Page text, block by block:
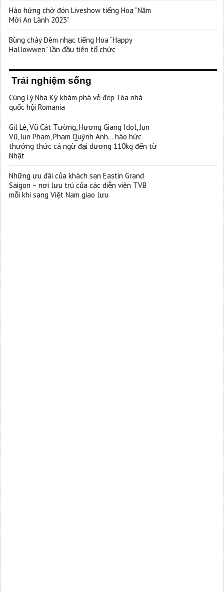
Hào hứng chờ đón Liveshow tiếng Hoa “Năm
Mới An Lành 2023”
Bùng cháy Đêm nhạc tiếng Hoa “Happy
Hallowwen” lần đầu tiên tổ chức
Trải nghiệm sống
Cùng Lý Nhã Kỳ khám phá vẻ đẹp Tòa nhà
quốc hội Romania
Gil Lê, Vũ Cát Tường, Hương Giang Idol, Jun
Vũ, Jun Phạm, Phạm Quỳnh Anh… háo hức
thưởng thức cá ngừ đại dương 110kg đến từ
Nhật
Những ưu đãi của khách sạn Eastin Grand
Saigon – nơi lưu trú của các diễn viên TVB
mỗi khi sang Việt Nam giao lưu